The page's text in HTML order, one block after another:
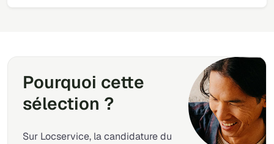
Pourquoi cette
sélection ?
Sur Locservice, la candidature du